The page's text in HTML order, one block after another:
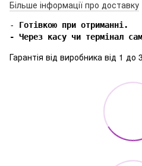
Більше інформації про доставку
-
Готівкою при отриманні.
- Через касу чи термінал
Гарантія від виробника від 1 до